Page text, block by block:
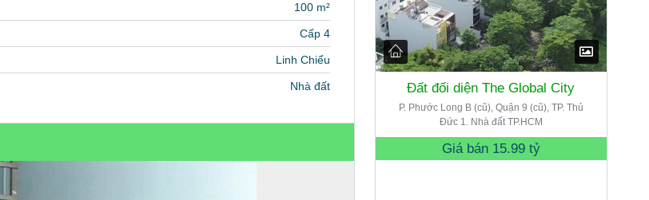
100 m²
Cấp 4
Linh Chiểu
Nhà đất Đất đối diện The Global City
P. Phước Long B (cũ), Quận 9 (cũ), TP. Thủ
Đức 1. Nhà đất TP.HCM
Giá bán 15.99 tỷ